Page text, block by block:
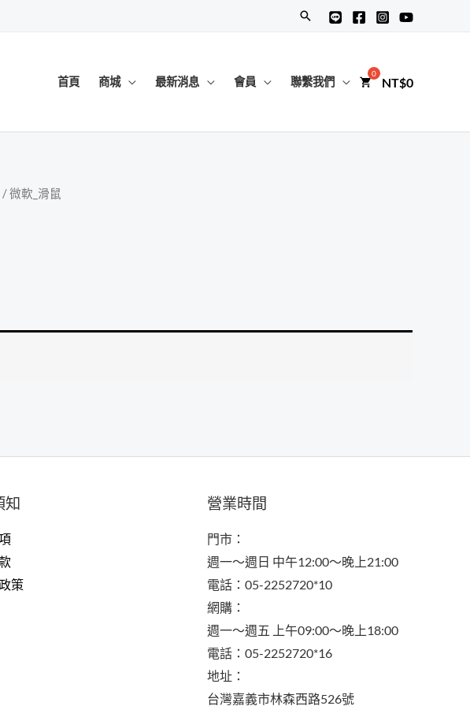
搜
首頁 商城 最新消息 會員 聯繫我們 NT$0
/ 微軟_滑鼠
知
策
營業時間
門市：
週一～週日 中午12:00～晚上21:00
電話：05-2252720*10
網購：
週一～週五 上午09:00～晚上18:00
電話：05-2252720*16
地址：
台灣嘉義市林森西路526號